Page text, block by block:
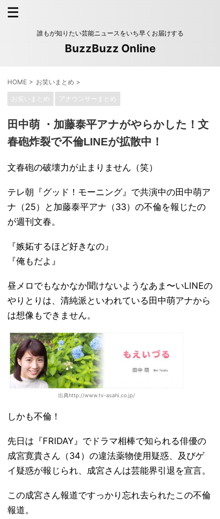
誰もが知りたい芸能ニュースをいち早くお届けする
BuzzBuzz Online
HOME > お笑いまとめ >
お笑いまとめ アナウンサーまとめ
田中萌 ・加藤泰平アナがやらかした！文
春砲炸裂で不倫LINEが拡散中！
文春砲の破壊力が止まりません（笑）
テレ朝『グッド！モーニング』で共演中の田中萌ア
ナ（25）と加藤泰平アナ（33）の不倫を報じたの
が週刊文春。
『嫉妬するほど好きなの』
『俺もだよ』
昼メロでもなかなか聞けないようなあま〜いLINEの
やりとりは、清純派といわれている田中萌アナから
は想像もできません。
出典http://www.tv-asahi.co.jp/
しかも不倫！
先日は『FRIDAY』でドラマ相棒で知られる俳優の
成宮寛貴さん（34）の違法薬物使用疑惑、及びゲ
イ疑惑が報じられ、成宮さんは芸能界引退を宣言。
この成宮さん報道ですっかり忘れ去られたこの不倫
報道。